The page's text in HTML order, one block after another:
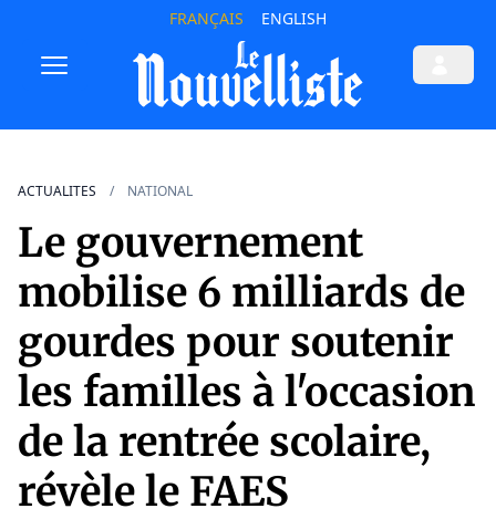
FRANÇAIS ENGLISH
ACTUALITES NATIONAL
Le gouvernement
mobilise 6 milliards de
gourdes pour soutenir
les familles à l'occasion
de la rentrée scolaire,
révèle le FAES